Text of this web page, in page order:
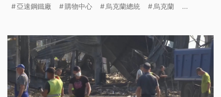
亞速鋼鐵廠 購物中心 烏克蘭總統 烏克蘭 ...